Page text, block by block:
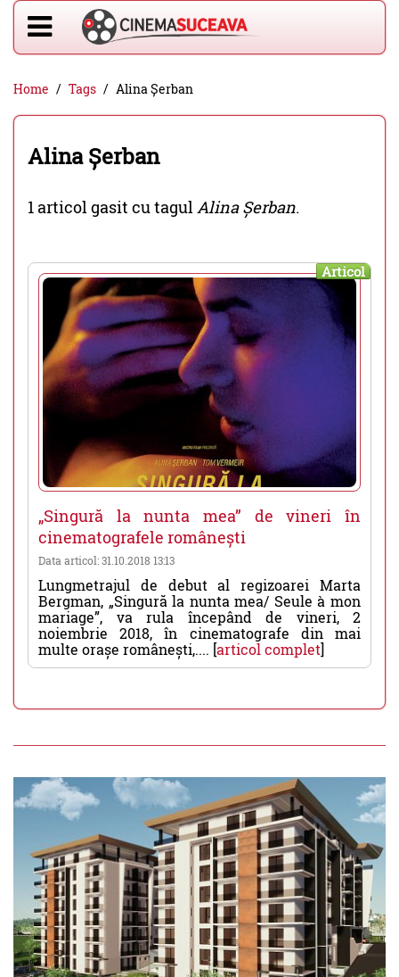
Home Tags Alina Șerban
Alina Șerban
1 articol gasit cu tagulAlina Șerban.
Articol
„Singură la nunta mea” de vineri în
cinematografele românești
Data articol: 31.10.2018 13:13
Lungmetrajul de debut al regizoarei Marta
Bergman, „Singură la nunta mea/ Seule à mon
mariage”, va rula începând de vineri, 2
noiembrie 2018, în cinematografe din mai
multe orașe românești,.... [articol complet]